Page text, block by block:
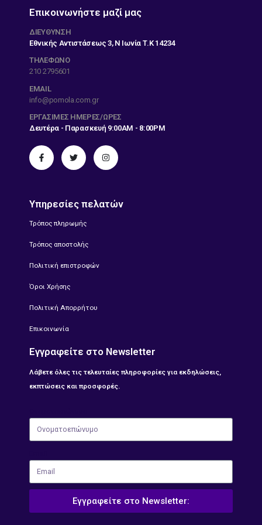
Επικοινωνήστε μαζί μας
ΔΙΕΎΘΥΝΣΗ
Εθνικής Αντιστάσεως 3, Ν Ιωνία Τ.Κ 14234
ΤΗΛΕΦΩΝΟ
210 2795601
EMAIL
info@pomola.com.gr
ΕΡΓΆΣΙΜΕΣ ΗΜΈΡΕΣ/ΏΡΕΣ
Δευτέρα - Παρασκευή 9:00AM - 8:00PM
Υπηρεσίες πελατών
Τρόπος πληρωμής
Τρόπος αποστολής
Πολιτική επιστροφών
Όροι Χρήσης
Πολιτική Απορρήτου
Επικοινωνία
Εγγραφείτε στο Newsletter
Λάβετε όλες τις τελευταίες πληροφορίες για εκδηλώσεις,
εκπτώσεις και προσφορές.
Εγγραφείτε στο Newsletter: